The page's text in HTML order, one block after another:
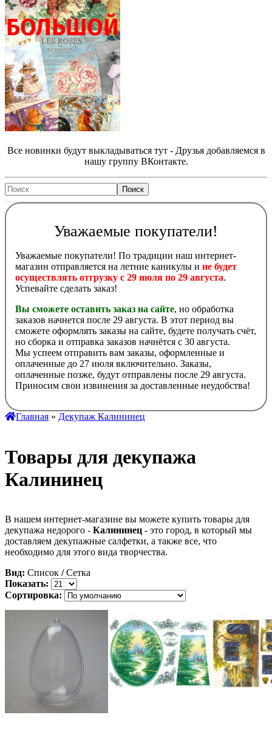
Все новинки будут выкладываться тут - Друзья добавляемся в
нашу группу ВКонтакте.
Уважаемые покупатели!
Уважаемые покупатели! По традиции наш интернет-
магазин отправляется на летние каникулы и не будет
осуществлять отгрузку с 29 июля по 29 августа.
Успевайте сделать заказ!
Вы сможете оставить заказ на сайте, но обработка
заказов начнется после 29 августа. В этот период вы
сможете оформлять заказы на сайте, будете получать счёт,
но сборка и отправка заказов начнётся с 30 августа.
Мы успеем отправить вам заказы, оформленные и
оплаченные до 27 июля включительно. Заказы,
оплаченные позже, будут отправлены после 29 августа.
Приносим свои извинения за доставленные неудобства!
Главная » Декупаж Калининец
Товары для декупажа
Калининец
В нашем интернет-магазине вы можете купить товары для
декупажа недорого - Калининец - это город, в который мы
доставляем декупажные салфетки, а также все, что
необходимо для этого вида творчества.
Вид: Список / Сетка
Показать:
Сортировка: